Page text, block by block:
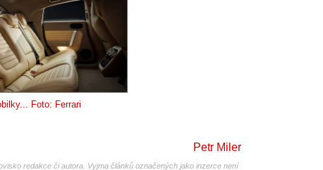
Foto: Ferrari
Petr Miler
redakce či autora. Vyjma článků označených jako inzerce není